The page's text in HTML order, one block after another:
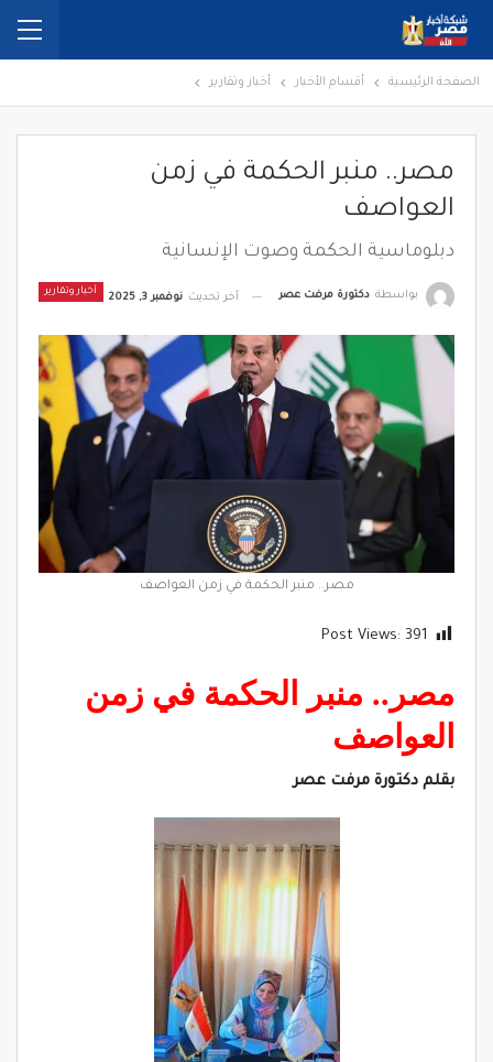
الصفحة الرئيسية أقسام الأخبار أخبار وتقارير
مصر.. منبر الحكمة في زمن
العواصف
دبلوماسية الحكمة وصوت الإنسانية
أخبار وتقارير بواسطة دكتورة مرفت عصر آخر تحديث نوفمبر 3, 2025
مصر.. منبر الحكمة في زمن العواصف
Post Views: 391
مصر.. منبر الحكمة في زمن
العواصف
بقلم دكتورة مرفت عصر